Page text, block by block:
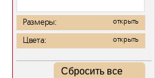
Размеры: открыть
Цвета: открыть
Сбросить все